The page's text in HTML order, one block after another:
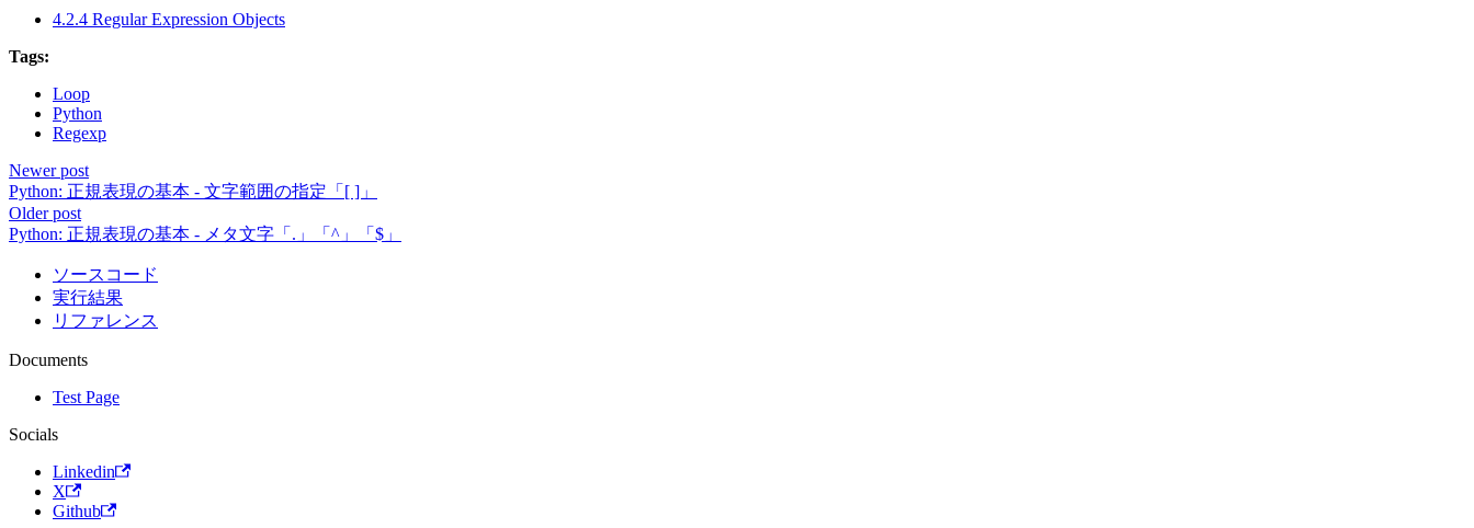
4.2.4 Regular Expression Objects
Tags:
Loop
Python
Regexp
Newer post
Python: 正規表現の基本 - 文字範囲の指定「[ ]」
Older post
Python: 正規表現の基本 - メタ文字「.」「^」「$」
ソースコード
実行結果
リファレンス
Documents
Test Page
Socials
Linkedin
X
Github